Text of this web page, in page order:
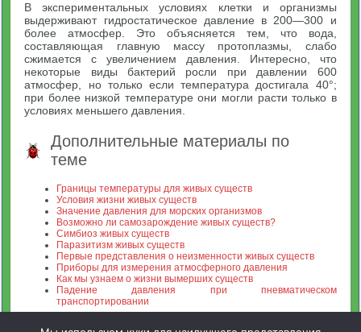
В экспериментальных условиях клетки и организмы
выдерживают гидростатическое давление в 200—300 и
более атмосфер. Это объясняется тем, что вода,
составляющая главную массу протоплазмы, слабо
сжимается с увеличением давления. Интересно, что
некоторые виды бактерий росли при давлении 600
атмосфер, но только если температура достигала 40°;
при более низкой температуре они могли расти только в
условиях меньшего давления.
Дополнительные материалы по
теме
Границы температуры для живых существ
Условия жизни живых существ
Значение давления для морских организмов
Возможно ли самозарождение живых существ?
Симбиоз живых существ
Паразитизм живых существ
Первые представления о неизменности живых существ
Приборы для измерения атмосферного давления
Как мы узнаем о жизни вымерших существ
Падение давления при пневматическом
транспортировании